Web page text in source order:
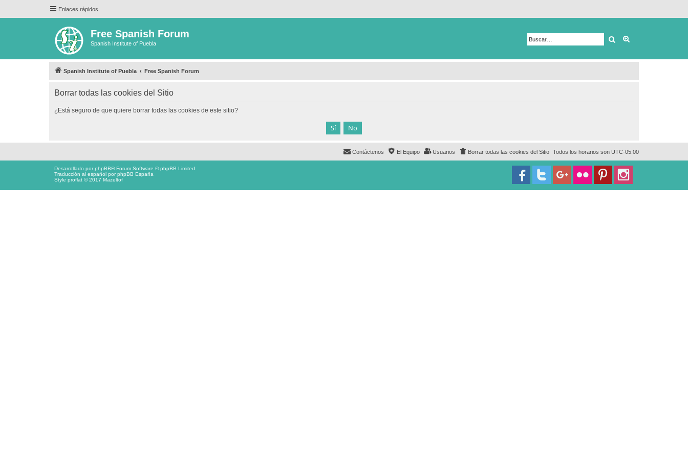
Enlaces rápidos
Free Spanish Forum
Spanish Institute of Puebla Buscar
Spanish Institute of Puebla Free Spanish Forum
Borrar todas las cookies del Sitio
¿Está seguro de que quiere borrar todas las cookies de este sitio?
Todos los horarios son UTC-05:00
Borrar todas las cookies del Sitio
Usuarios
El Equipo
Contáctenos
Desarrollado porphpBB® Forum Software © phpBB Limited
Traducción al español porphpBB España
Style proflat © 2017 Mazeltof